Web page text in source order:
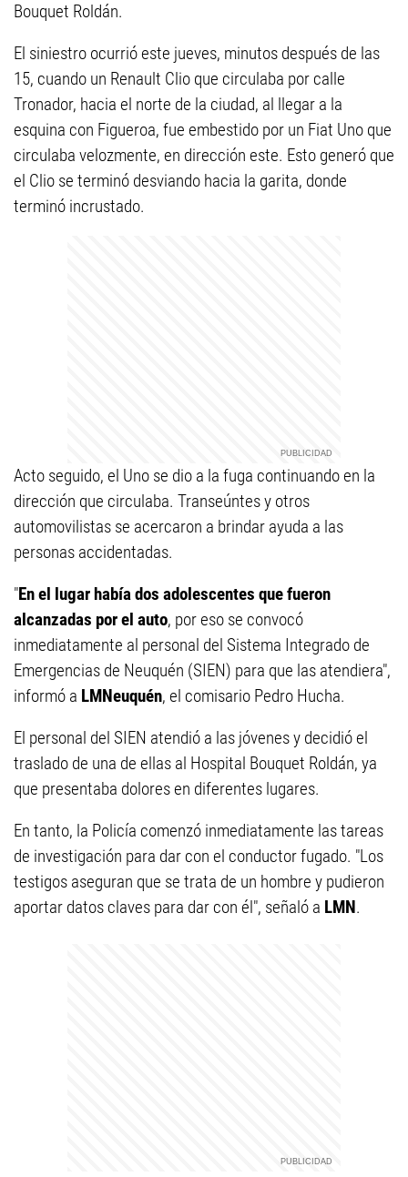
Bouquet Roldán.
El siniestro ocurrió este jueves, minutos después de las
15, cuando un Renault Clio que circulaba por calle
Tronador, hacia el norte de la ciudad, al llegar a la
esquina con Figueroa, fue embestido por un Fiat Uno que
circulaba velozmente, en dirección este. Esto generó que
el Clio se terminó desviando hacia la garita, donde
terminó incrustado.
Acto seguido, el Uno se dio a la fuga continuando en la
dirección que circulaba. Transeúntes y otros
automovilistas se acercaron a brindar ayuda a las
personas accidentadas.
"En el lugar había dos adolescentes que fueron
alcanzadas por el auto, por eso se convocó
inmediatamente al personal del Sistema Integrado de
Emergencias de Neuquén (SIEN) para que las atendiera",
informó a LMNeuquén, el comisario Pedro Hucha.
El personal del SIEN atendió a las jóvenes y decidió el
traslado de una de ellas al Hospital Bouquet Roldán, ya
que presentaba dolores en diferentes lugares.
En tanto, la Policía comenzó inmediatamente las tareas
de investigación para dar con el conductor fugado. "Los
testigos aseguran que se trata de un hombre y pudieron
aportar datos claves para dar con él", señaló a LMN.